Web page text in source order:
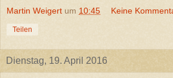
Martin Weigert um 10:45 Keine
Teilen
Dienstag, 19. April 2016